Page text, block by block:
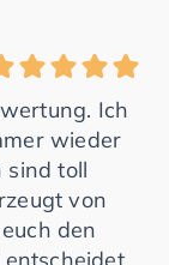
Ich
wieder
sind toll
von
den